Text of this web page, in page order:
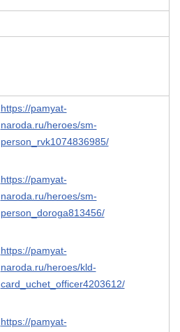
https://pamyat-
naroda.ru/heroes/sm-
person_rvk1074836985/
https://pamyat-
naroda.ru/heroes/sm-
person_doroga813456/
https://pamyat-
naroda.ru/heroes/kld-
card_uchet_officer4203612/
https://pamyat-